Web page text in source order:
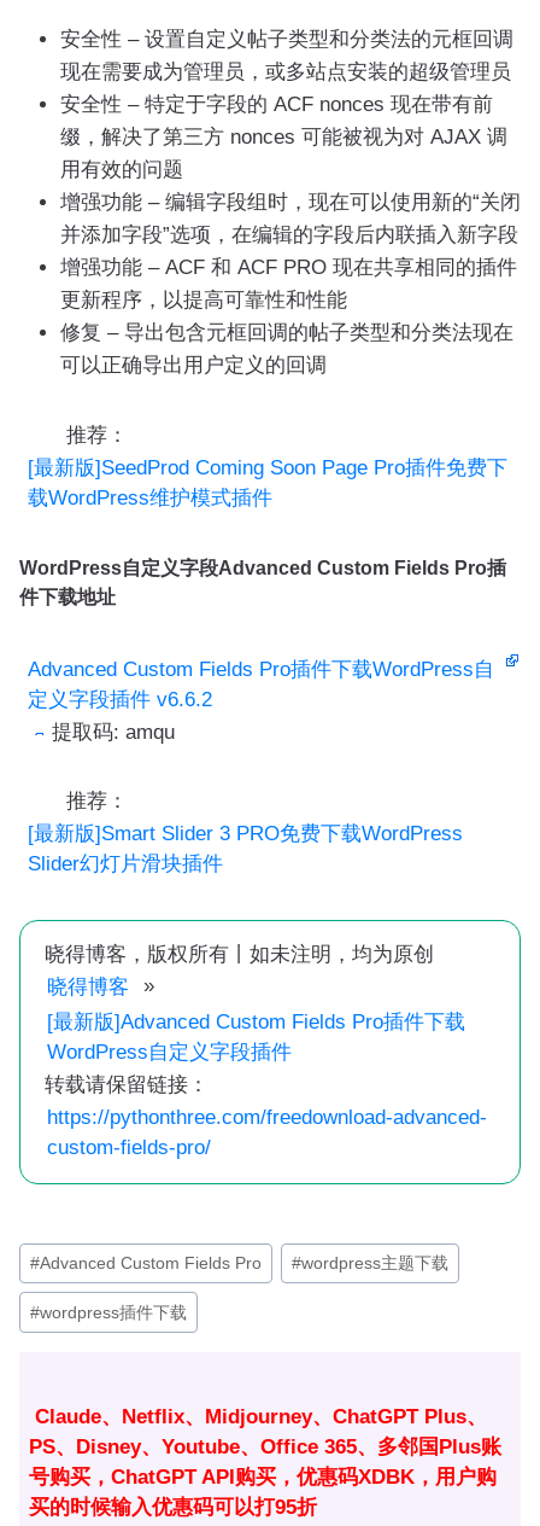
安全性 – 设置自定义帖子类型和分类法的元框回调
现在需要成为管理员，或多站点安装的超级管理员
安全性 – 特定于字段的 ACF nonces 现在带有前
缀，解决了第三方 nonces 可能被视为对 AJAX 调
用有效的问题
增强功能 – 编辑字段组时，现在可以使用新的“关闭
并添加字段”选项，在编辑的字段后内联插入新字段
增强功能 – ACF 和 ACF PRO 现在共享相同的插件
更新程序，以提高可靠性和性能
修复 – 导出包含元框回调的帖子类型和分类法现在
可以正确导出用户定义的回调
推荐：
[最新版]SeedProd Coming Soon Page Pro插件免费下
载WordPress维护模式插件
WordPress自定义字段Advanced Custom Fields Pro插
件下载地址
Advanced Custom Fields Pro插件下载WordPress自
定义字段插件 v6.6.2
提取码: amqu
推荐：
[最新版]Smart Slider 3 PRO免费下载WordPress
Slider幻灯片滑块插件
晓得博客，版权所有丨如未注明，均为原创
晓得博客
»
[最新版]Advanced Custom Fields Pro插件下载
WordPress自定义字段插件
转载请保留链接：
https://pythonthree.com/freedownload-advanced-
custom-fields-pro/
文
章
标
#Advanced Custom Fields Pro #wordpress主题下载
#wordpress插件下载
Claude、Netflix、Midjourney、ChatGPT Plus、
PS、Disney、Youtube、Office 365、多邻国Plus账
号购买，ChatGPT API购买，优惠码XDBK，用户购
买的时候输入优惠码可以打95折